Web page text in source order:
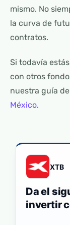
mismo. No
la curva de
contratos.
Si todavía
con otros
nuestra guía de
México.
XTB
Da el
invertir